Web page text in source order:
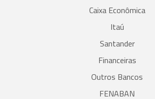
Caixa Econômica
Itaú
Santander
Financeiras
Outros Bancos
FENABAN